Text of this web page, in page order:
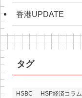
香港UPDATE
タグ
HSBC HSP経済コラム